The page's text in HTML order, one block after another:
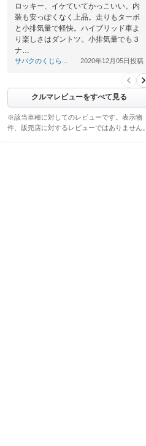
ロッキー、イケていてかっこいい。内
装も安っぽくなく上品。走りもターボ
と小排気量で軽快。ハイブリッド車よ
り楽しさはダントツ。小排気量でも３
ナ…
サバクのくじら... 2020年12月05日投稿
クルマレビューをすべて見る
※該当車種に対してのレビューです。表示物
件、販売店に対するレビューではありません。